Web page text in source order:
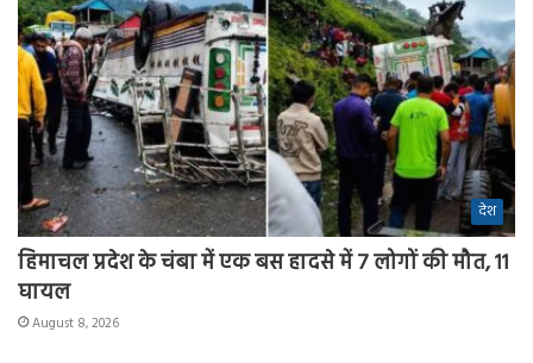
देश
हिमाचल प्रदेश के चंबा में एक बस हादसे में 7 लोगों की मौत, 11
घायल
August 8, 2026